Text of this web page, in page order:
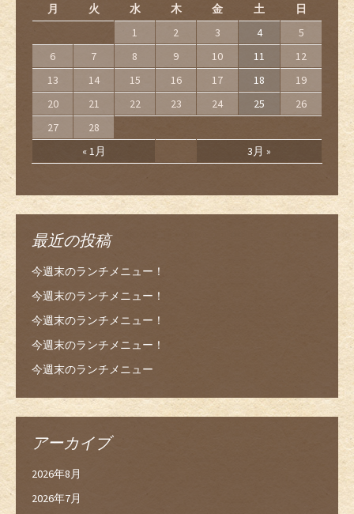
月
火 水 木 金 土 日
« 1月 3月 »
1 2 3 4
5
6
7 8 9 10 11
12
13
14 15 16 17 18
19
20
21 22 23 24 25
26
27
28
最近の投稿
今週末のランチメニュー！
今週末のランチメニュー！
今週末のランチメニュー！
今週末のランチメニュー！
今週末のランチメニュー
アーカイブ
2026年8月
2026年7月